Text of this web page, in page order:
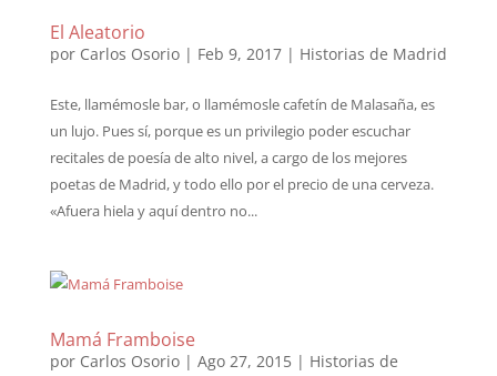
El Aleatorio
por Carlos Osorio| Feb 9, 2017| Historias de Madrid
Este, llamémosle bar, o llamémosle cafetín de Malasaña, es
un lujo. Pues sí, porque es un privilegio poder escuchar
recitales de poesía de alto nivel, a cargo de los mejores
poetas de Madrid, y todo ello por el precio de una cerveza.
«Afuera hiela y aquí dentro no...
Mamá Framboise
por Carlos Osorio| Ago 27, 2015| Historias de